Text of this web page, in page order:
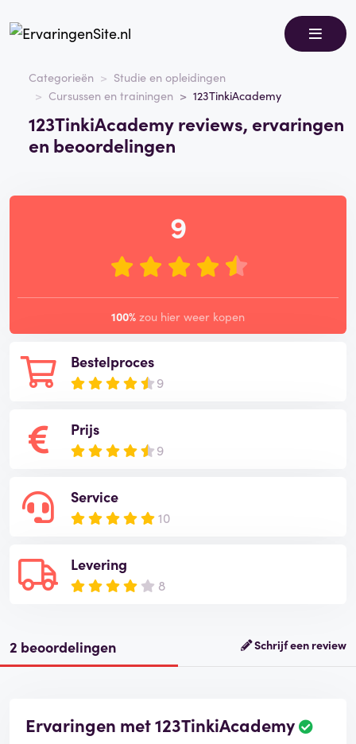
Categorieën
Studie en opleidingen
Cursussen en trainingen
123TinkiAcademy
123TinkiAcademy reviews, ervaringen
en beoordelingen
Bestelproces
9
Prijs
9
Service
10
Levering
8
9
100% zou hier weer kopen
2 beoordelingen Schrijf een review
Ervaringen met 123TinkiAcademy
B